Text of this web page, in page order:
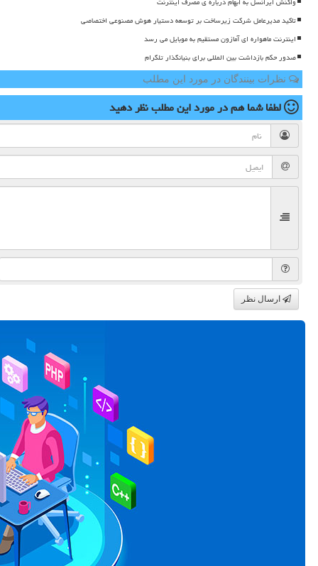
تاکید مدیرعامل شرکت زیرساخت بر توسعه دستیار هوش مصنوعی اختصاصی
اینترنت ماهواره ای آمازون مستقیم به موبایل می رسد
صدور حکم بازداشت بین المللی برای بنیانگذار تلگرام
نظرات بینندگان در مورد این مطلب
لطفا شما همدر مورد این مطلبنظر دهید
ارسال نظر